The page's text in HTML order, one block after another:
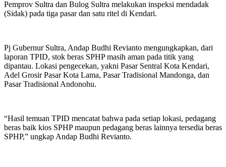
Pemprov Sultra dan Bulog Sultra melakukan inspeksi mendadak
(Sidak) pada tiga pasar dan satu ritel di Kendari.
Pj Gubernur Sultra, Andap Budhi Revianto mengungkapkan, dari
laporan TPID, stok beras SPHP masih aman pada titik yang
dipantau. Lokasi pengecekan, yakni Pasar Sentral Kota Kendari,
Adel Grosir Pasar Kota Lama, Pasar Tradisional Mandonga, dan
Pasar Tradisional Andonohu.
“Hasil temuan TPID mencatat bahwa pada setiap lokasi, pedagang
beras baik kios SPHP maupun pedagang beras lainnya tersedia beras
SPHP,” ungkap Andap Budhi Revianto.